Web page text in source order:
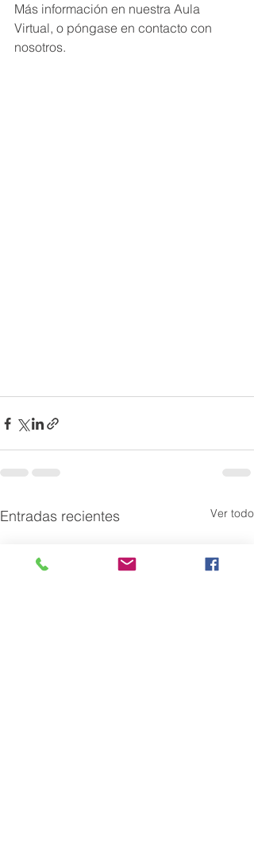
Más información en nuestra Aula
Virtual, o póngase en contacto con
nosotros.
Entradas recientes Ver todo